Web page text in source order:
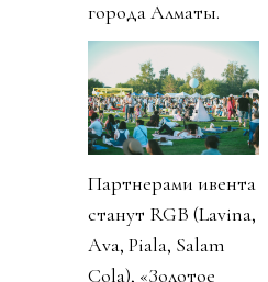
города Алматы.
Партнерами ивента
станут RGB (Lavina,
Ava, Piala, Salam
Cola), «Золотое